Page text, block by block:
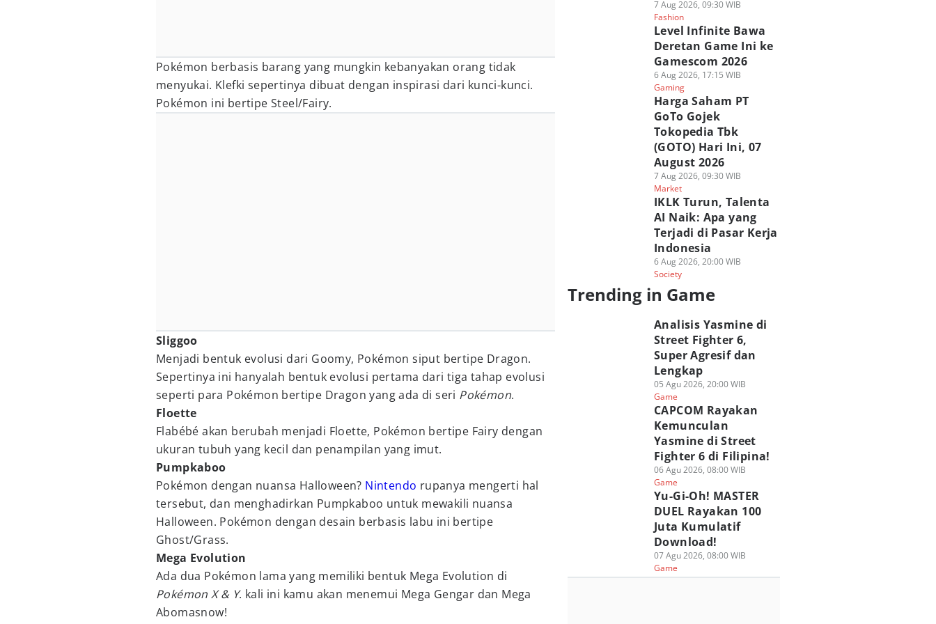
Pokémon berbasis barang yang mungkin kebanyakan orang tidak
menyukai. Klefki sepertinya dibuat dengan inspirasi dari kunci-kunci.
Pokémon ini bertipe Steel/Fairy.
Sliggoo
Menjadi bentuk evolusi dari Goomy, Pokémon siput bertipe Dragon.
Sepertinya ini hanyalah bentuk evolusi pertama dari tiga tahap evolusi
seperti para Pokémon bertipe Dragon yang ada di seri Pokémon.
Floette
Flabébé akan berubah menjadi Floette, Pokémon bertipe Fairy dengan
ukuran tubuh yang kecil dan penampilan yang imut.
Pumpkaboo
Pokémon dengan nuansa Halloween? Nintendo rupanya mengerti hal
tersebut, dan menghadirkan Pumpkaboo untuk mewakili nuansa
Halloween. Pokémon dengan desain berbasis labu ini bertipe
Ghost/Grass.
Mega Evolution
Ada dua Pokémon lama yang memiliki bentuk Mega Evolution di
Pokémon X & Y. kali ini kamu akan menemui Mega Gengar dan Mega
Abomasnow!
7 Aug 2026, 09:30 WIB
Fashion
Level Infinite Bawa
Deretan Game Ini ke
Gamescom 2026
6 Aug 2026, 17:15 WIB
Gaming
Harga Saham PT
GoTo Gojek
Tokopedia Tbk
(GOTO) Hari Ini, 07
August 2026
7 Aug 2026, 09:30 WIB
Market
IKLK Turun, Talenta
AI Naik: Apa yang
Terjadi di Pasar Kerja
Indonesia
6 Aug 2026, 20:00 WIB
Society
Trending in Game
Analisis Yasmine di
Street Fighter 6,
Super Agresif dan
Lengkap
05 Agu 2026, 20:00 WIB
Game
CAPCOM Rayakan
Kemunculan
Yasmine di Street
Fighter 6 di Filipina!
06 Agu 2026, 08:00 WIB
Game
Yu-Gi-Oh! MASTER
DUEL Rayakan 100
Juta Kumulatif
Download!
07 Agu 2026, 08:00 WIB
Game